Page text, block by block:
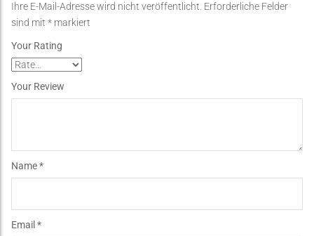
Ihre E-Mail-Adresse wird nicht veröffentlicht. Erforderliche Felder
sind mit * markiert
Your Rating
Your Review
Name*
Email *